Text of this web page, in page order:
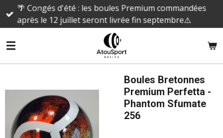
Passer
principal
🌴 Congés d'été : les boules Premium commandées
après le 12 juillet seront livrée fin septembre⚠️
Boules Bretonnes
Premium Perfetta -
Phantom Sfumate
256